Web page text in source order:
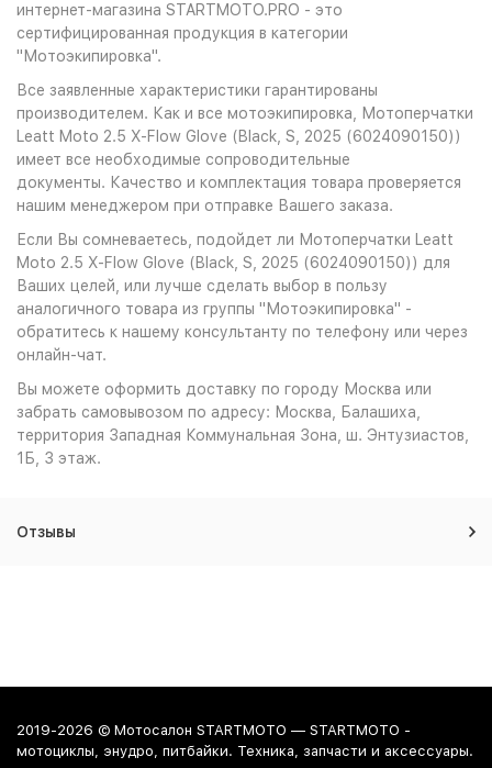
интернет-магазина STARTMOTO.PRO - это
сертифицированная продукция в категории
"Мотоэкипировка".
Все заявленные характеристики гарантированы
производителем. Как и все мотоэкипировка, Мотоперчатки
Leatt Moto 2.5 X-Flow Glove (Black, S, 2025 (6024090150))
имеет все необходимые сопроводительные
документы. Качество и комплектация товара проверяется
нашим менеджером при отправке Вашего заказа.
Если Вы сомневаетесь, подойдет ли Мотоперчатки Leatt
Moto 2.5 X-Flow Glove (Black, S, 2025 (6024090150)) для
Ваших целей, или лучше сделать выбор в пользу
аналогичного товара из группы "Мотоэкипировка" -
обратитесь к нашему консультанту по телефону или через
онлайн-чат.
Вы можете оформить доставку по городу Москва или
забрать самовывозом по адресу: Москва, Балашиха,
территория Западная Коммунальная Зона, ш. Энтузиастов,
1Б, 3 этаж.
Отзывы
2019-2026 © Мотосалон STARTMOTO — STARTMOTO -
мотоциклы, энудро, питбайки. Техника, запчасти и аксессуары.